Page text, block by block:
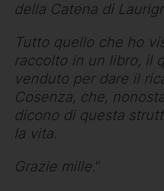
della Catena di
Tutto quello che ho
raccolto in un libro, il
venduto per dare il
Cosenza, che,
dicono di questa
la vita.
Grazie mille.“